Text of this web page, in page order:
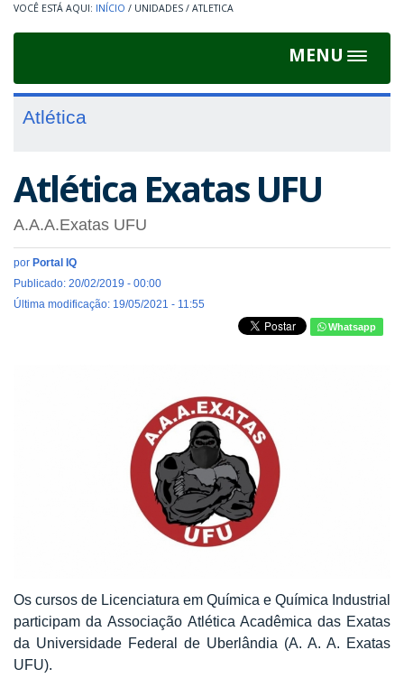
INÍCIO / UNIDADES / ATLETICA
MENU
Toggle
Atlética
Atlética Exatas UFU
A.A.A.Exatas UFU
por Portal IQ
Publicado: 20/02/2019 - 00:00
Última modificação: 19/05/2021 - 11:55
Whatsapp
Os cursos de Licenciatura em Química e Química Industrial
participam da Associação Atlética Acadêmica das Exatas
da Universidade Federal de Uberlândia (A. A. A. Exatas
UFU).